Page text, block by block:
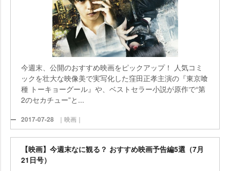
今週末、公開のおすすめ映画をピックアップ！ 人気コミ
ックを壮大な映像美で実写化した窪田正孝主演の『東京喰
種 トーキョーグール』や、ベストセラー小説が原作で“第
2のセカチュー”と...
2017-07-28 ｜映画｜
【映画】今週末なに観る？ おすすめ映画予告編5選（7月
21日号）